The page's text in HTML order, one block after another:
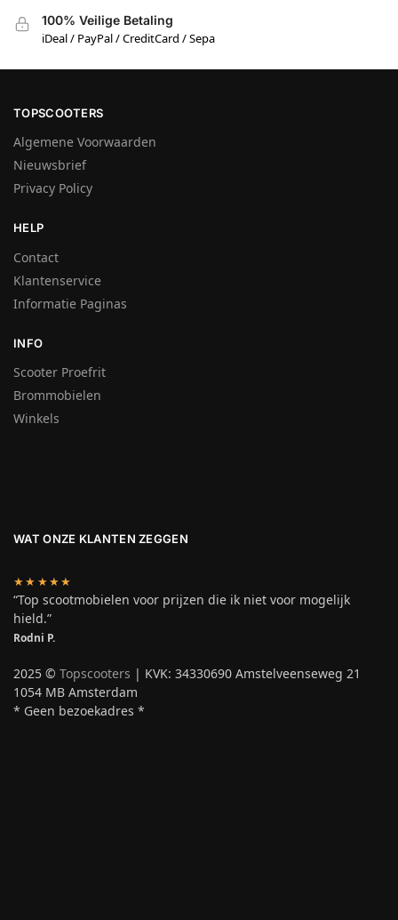
100% Veilige Betaling
iDeal / PayPal / CreditCard / Sepa
TOPSCOOTERS
Algemene Voorwaarden
Nieuwsbrief
Privacy Policy
HELP
Contact
Klantenservice
Informatie Paginas
INFO
Scooter Proefrit
Brommobielen
Winkels
WAT ONZE KLANTEN ZEGGEN
★★★★★
“Top scootmobielen voor prijzen die ik niet voor mogelijk
hield.”
Rodni P.
2025 © Topscooters | KVK: 34330690 Amstelveenseweg 21
1054 MB Amsterdam
* Geen bezoekadres *